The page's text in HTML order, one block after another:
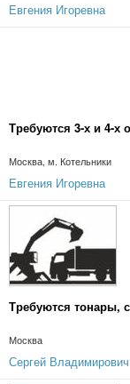
Евгения Игоревна
Требуются 3-х и 4-х
Москва, м. Котельники
Евгения Игоревна
Требуются
Москва
Сергей Владимирович